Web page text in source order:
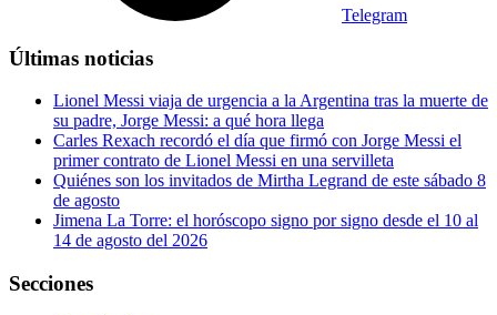
Telegram
Últimas noticias
Lionel Messi viaja de urgencia a la Argentina tras la muerte de
su padre, Jorge Messi: a qué hora llega
Carles Rexach recordó el día que firmó con Jorge Messi el
primer contrato de Lionel Messi en una servilleta
Quiénes son los invitados de Mirtha Legrand de este sábado 8
de agosto
Jimena La Torre: el horóscopo signo por signo desde el 10 al
14 de agosto del 2026
Secciones